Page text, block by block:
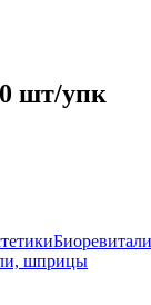
шт/упк
шприцы